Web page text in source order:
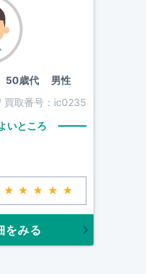
歳代 男性
買取番号： ic0235
いところ
★★★★★
をみる